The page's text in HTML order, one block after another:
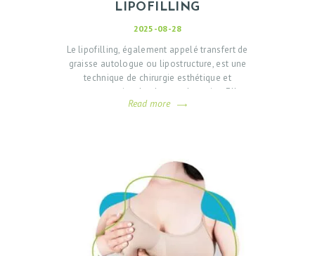
LIPOFILLING
2025-08-28
Le lipofilling, également appelé transfert de
graisse autologue ou lipostructure, est une
technique de chirurgie esthétique et
reconstructrice de plus en plus prise. Elle
consiste à prélever de la graisse sur une
méthode permet d'harmoniser la silhouette
tout en…
Read more